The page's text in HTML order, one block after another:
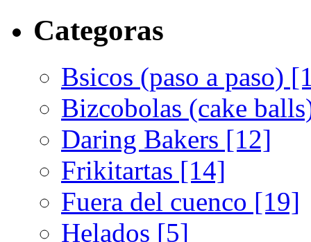
Categoras
Bsicos (paso a paso)
Bizcobolas (cake
Daring Bakers [12]
Frikitartas [14]
Fuera del cuenco [19]
Helados [5]